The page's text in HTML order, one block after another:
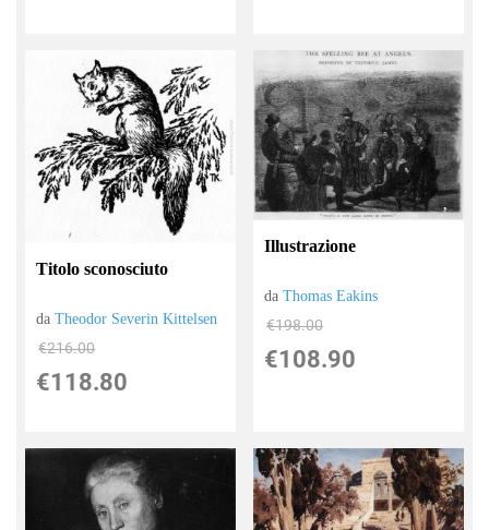
Titolo sconosciuto
daTheodor Severin Kittelsen
€216.00
€118.80
Illustrazione
daThomas Eakins
€198.00
€108.90